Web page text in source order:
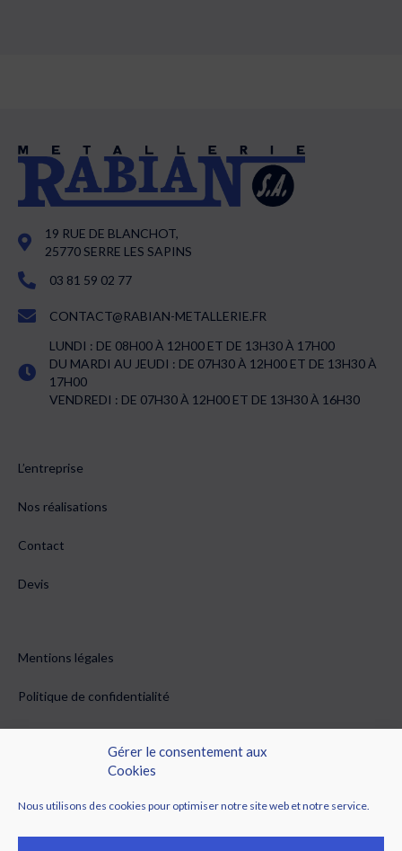
Gérer le consentement aux
Cookies
Nous utilisons des cookies pour optimiser notre site web et notre service.
19 RUE DE BLANCHOT,
25770 SERRE LES SAPINS
03 81 59 02 77
CONTACT@RABIAN-METALLERIE.FR
LUNDI : DE 08H00 À 12H00 ET DE 13H30 À 17H00
DU MARDI AU JEUDI : DE 07H30 À 12H00 ET DE 13H30 À
17H00
VENDREDI : DE 07H30 À 12H00 ET DE 13H30 À 16H30
L’entreprise
Nos réalisations
Contact
Devis
Mentions légales
Politique de confidentialité
Politique de cookies (EU)